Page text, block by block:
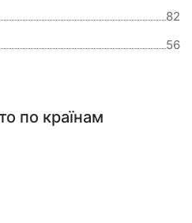
82
56
по країнам